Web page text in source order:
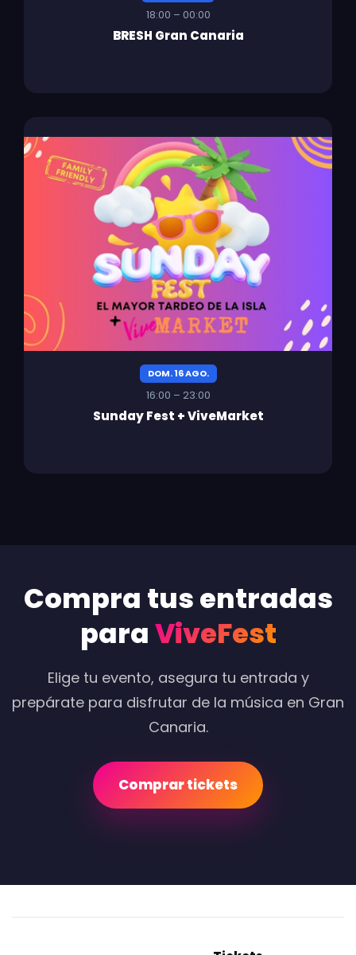
18:00 – 00:00
BRESH Gran Canaria
DOM. 16 AGO.
16:00 – 23:00
Sunday Fest + ViveMarket
Compra tus entradas
paraViveFest
Elige tu evento, asegura tu entrada y
prepárate para disfrutar de la música en Gran
Canaria.
Comprar tickets